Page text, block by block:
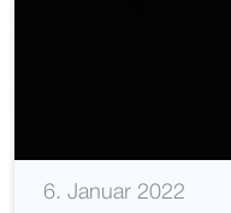
6. Januar 2022